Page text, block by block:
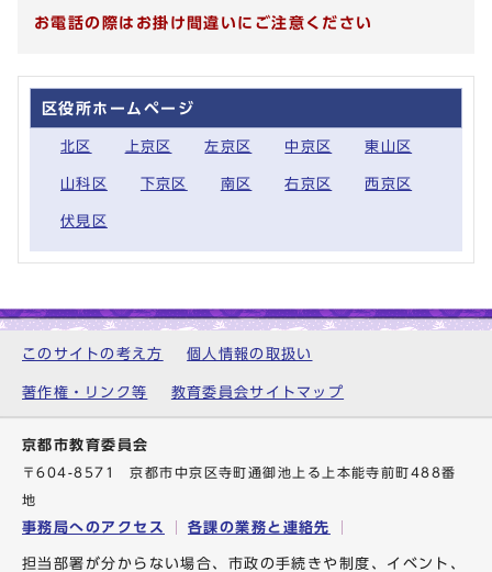
お電話の際はお掛け間違いにご注意ください
区役所ホームページ
北区 上京区 左京区 中京区 東山区
山科区 下京区 南区 右京区 西京区
伏見区
このサイトの考え方 個人情報の取扱い
著作権・リンク等 教育委員会サイトマップ
京都市教育委員会
〒604-8571 京都市中京区寺町通御池上る上本能寺前町488番
地
事務局へのアクセス 各課の業務と連絡先
担当部署が分からない場合、市政の手続きや制度、イベント、